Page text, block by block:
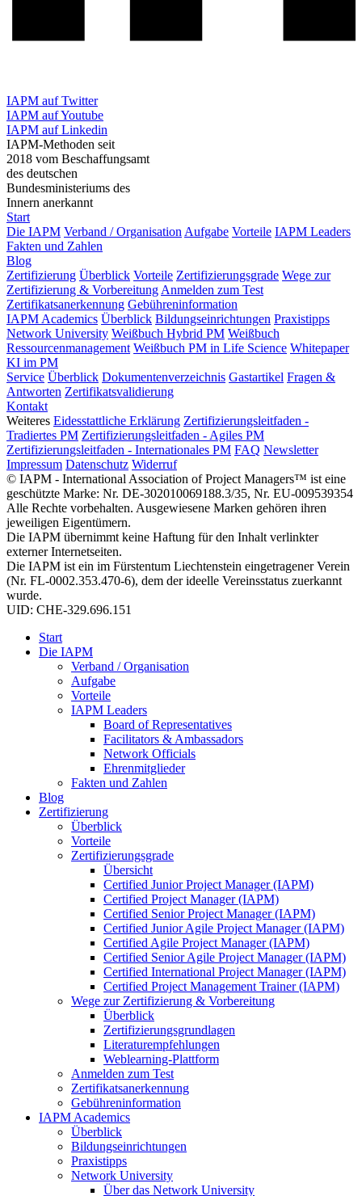
IAPM auf Twitter
IAPM auf Youtube
IAPM auf Linkedin
IAPM-Methoden seit
2018 vom Beschaffungsamt
des deutschen
Bundesministeriums des
Innern anerkannt
Start
Die IAPM Verband / Organisation Aufgabe Vorteile IAPM Leaders
Fakten und Zahlen
Blog
Zertifizierung Überblick Vorteile Zertifizierungsgrade Wege zur
Zertifizierung & Vorbereitung Anmelden zum Test
Zertifikatsanerkennung Gebühreninformation
IAPM Academics Überblick Bildungseinrichtungen Praxistipps
Network University Weißbuch Hybrid PM Weißbuch
Ressourcenmanagement Weißbuch PM in Life Science Whitepaper
KI im PM
Service Überblick Dokumentenverzeichnis Gastartikel Fragen &
Antworten Zertifikatsvalidierung
Kontakt
Weiteres Eidesstattliche Erklärung Zertifizierungsleitfaden -
Tradiertes PM Zertifizierungsleitfaden - Agiles PM
Zertifizierungsleitfaden - Internationales PM FAQ Newsletter
Impressum Datenschutz Widerruf
© IAPM - International Association of Project Managers™ ist eine
geschützte Marke: Nr. DE-302010069188.3/35, Nr. EU-009539354
Alle Rechte vorbehalten. Ausgewiesene Marken gehören ihren
jeweiligen Eigentümern.
Die IAPM übernimmt keine Haftung für den Inhalt verlinkter
externer Internetseiten.
Die IAPM ist ein im Fürstentum Liechtenstein eingetragener Verein
(Nr. FL-0002.353.470-6), dem der ideelle Vereinsstatus zuerkannt
wurde.
UID: CHE-329.696.151
Start
Die IAPM
Verband / Organisation
Aufgabe
Vorteile
IAPM Leaders
Board of Representatives
Facilitators & Ambassadors
Network Officials
Ehrenmitglieder
Fakten und Zahlen
Blog
Zertifizierung
Überblick
Vorteile
Zertifizierungsgrade
Übersicht
Certified Junior Project Manager (IAPM)
Certified Project Manager (IAPM)
Certified Senior Project Manager (IAPM)
Certified Junior Agile Project Manager (IAPM)
Certified Agile Project Manager (IAPM)
Certified Senior Agile Project Manager (IAPM)
Certified International Project Manager (IAPM)
Certified Project Management Trainer (IAPM)
Wege zur Zertifizierung & Vorbereitung
Überblick
Zertifizierungsgrundlagen
Literaturempfehlungen
Weblearning-Plattform
Anmelden zum Test
Zertifikatsanerkennung
Gebühreninformation
IAPM Academics
Überblick
Bildungseinrichtungen
Praxistipps
Network University
Über das Network University